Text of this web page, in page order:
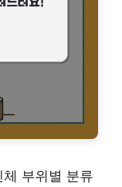
부위별 분류